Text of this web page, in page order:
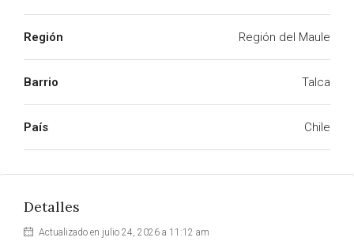
Región Región del Maule
Barrio Talca
País Chile
Detalles
Actualizado en julio 24, 2026 a 11:12 am